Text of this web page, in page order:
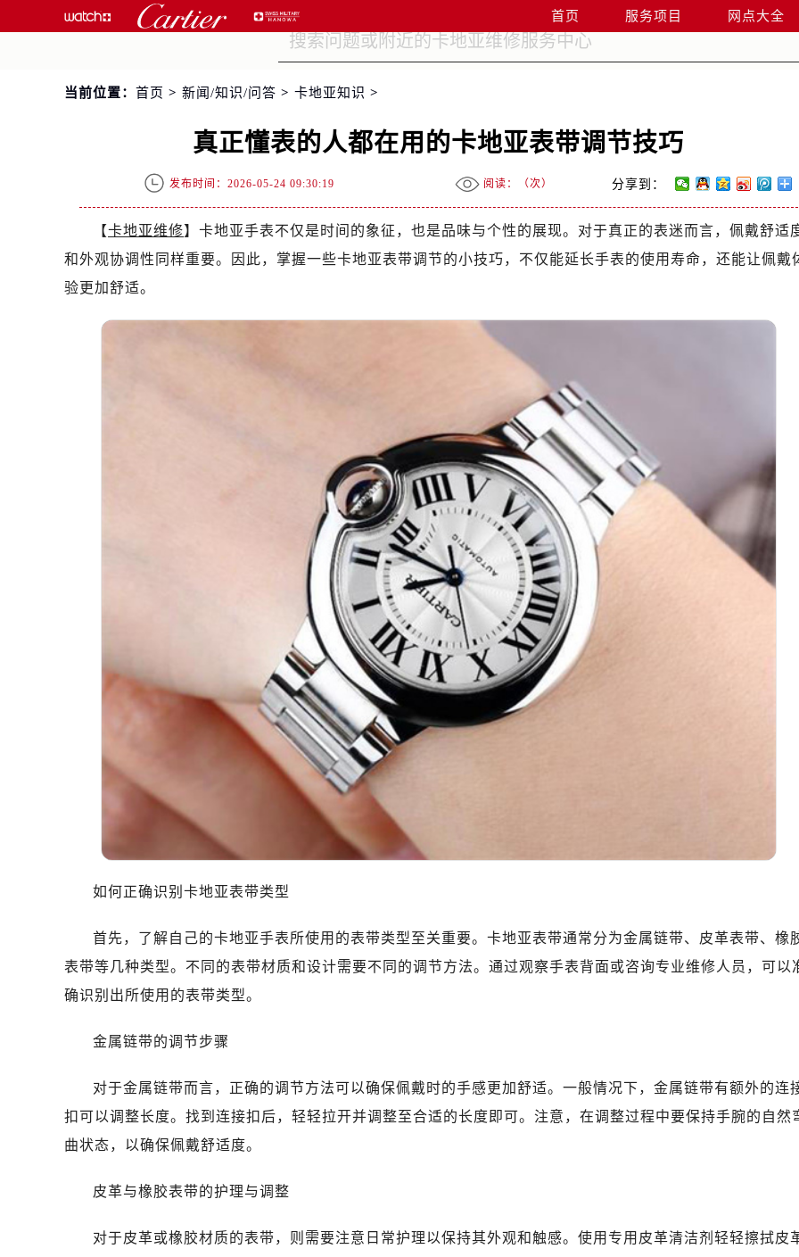
首页 服务项目 网点大全
当前位置： 首页 > 新闻/知识/问答 > 卡地亚知识 >
真正懂表的人都在用的卡地亚表带调节技巧
发布时间：2026-05-24 09:30:19 阅读：（次） 分享到：
【卡地亚维修】卡地亚手表不仅是时间的象征，也是品味与个性的展现。对于真正的表迷而言，佩戴舒适
和外观协调性同样重要。因此，掌握一些卡地亚表带调节的小技巧，不仅能延长手表的使用寿命，还能让佩戴
验更加舒适。
如何正确识别卡地亚表带类型
首先，了解自己的卡地亚手表所使用的表带类型至关重要。卡地亚表带通常分为金属链带、皮革表带、橡
表带等几种类型。不同的表带材质和设计需要不同的调节方法。通过观察手表背面或咨询专业维修人员，可以
确识别出所使用的表带类型。
金属链带的调节步骤
对于金属链带而言，正确的调节方法可以确保佩戴时的手感更加舒适。一般情况下，金属链带有额外的连
扣可以调整长度。找到连接扣后，轻轻拉开并调整至合适的长度即可。注意，在调整过程中要保持手腕的自然
曲状态，以确保佩戴舒适度。
皮革与橡胶表带的护理与调整
对于皮革或橡胶材质的表带，则需要注意日常护理以保持其外观和触感。使用专用皮革清洁剂轻轻擦拭皮